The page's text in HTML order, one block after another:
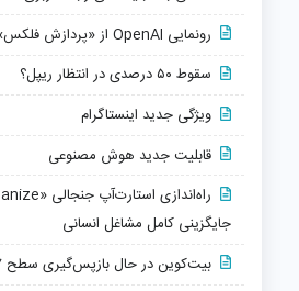
رونمایی OpenAI از «پردازش فلکس»
سقوط ۵۰ درصدی در انتظار ریپل؟
ویژگی جدید اینستاگرام
قابلیت جدید هوش مصنوعی
جایگزینی کامل مشاغل انسانی
بیت‌کوین در حال بازپس‌گیری سطح ۸۷ هزار دلاری است